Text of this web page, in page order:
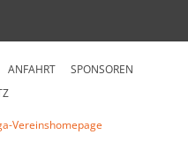
ANFAHRT
SPONSOREN
Vereinshomepage